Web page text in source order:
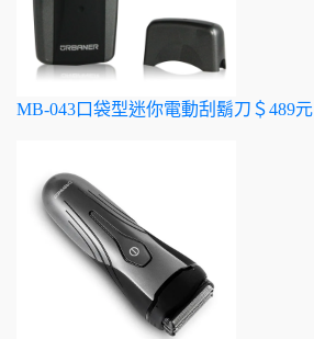
MB-043口袋型迷你電動刮鬍刀＄489元